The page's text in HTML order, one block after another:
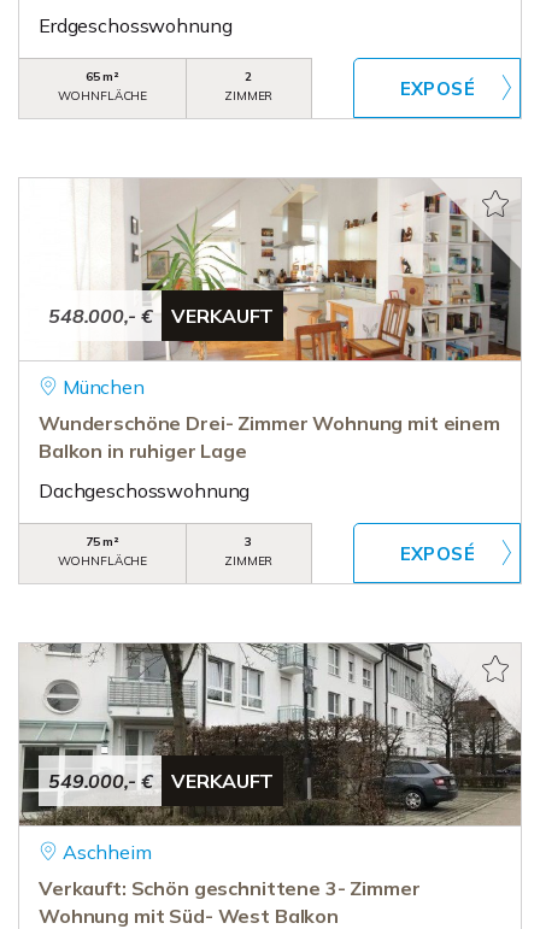
Erdgeschosswohnung
65 m²
WOHNFLÄCHE
2
ZIMMER
548.000,- € VERKAUFT
München
Wunderschöne Drei- Zimmer Wohnung mit einem
Balkon in ruhiger Lage
Dachgeschosswohnung
75 m²
WOHNFLÄCHE
3
ZIMMER
549.000,- € VERKAUFT
Aschheim
Verkauft: Schön geschnittene 3- Zimmer
Wohnung mit Süd- West Balkon